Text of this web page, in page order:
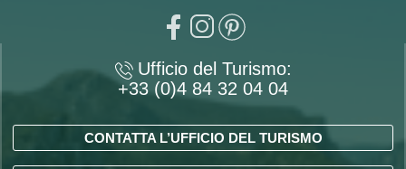
Ufficio del Turismo:
+33 (0)4 84 32 04 04
CONTATTA L’UFFICIO DEL TURISMO